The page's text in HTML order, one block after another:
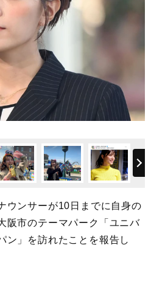
ウンサーが10日までに自身の
阪市のテーマパーク「ユニバ
ン」を訪れたことを報告し